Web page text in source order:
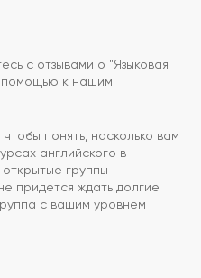
с отзывами о "Языковая
помощью к нашим
понять, насколько вам
английского в
открытые группы
придется ждать долгие
с вашим уровнем